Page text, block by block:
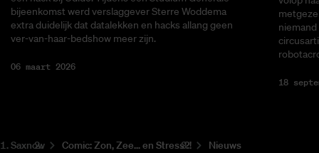
bijeenkomst werd verslaggever Sterre Woddema
extra duidelijk dat datalekken en hacks allang geen
ver-van-haar-bedshow meer zijn.
06 maart 2026
18
Saxnow Co­mic: Zon, Zee... en Stress?!
Nieuws